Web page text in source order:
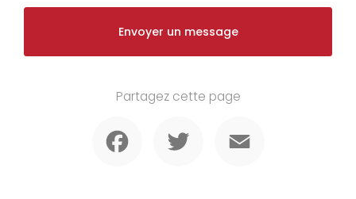
Envoyer un message
Partagez cette page